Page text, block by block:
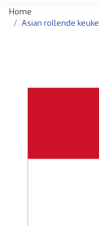
Home
Asian rollende